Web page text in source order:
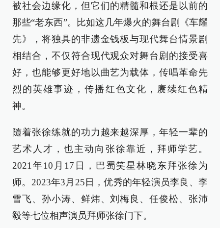
被社会边缘化，但它们的精髓和根还是以前的
那些“老东西”。比如这几年爆火的舞台剧《车耀
先》，将独具的非遗金钱板与现代舞台情景剧
相结合，不仅符合现代观众对舞台剧的接受喜
好，也能够更好地以曲艺为载体，传唱革命先
烈的英雄事迹，传播红色文化，赓续红色精
神。
随着张徐练就的功力越来越深厚，年轻一辈的
艺术人才，也主动向张徐靠近，拜师学艺。
2021年10月17日，巴蜀笑星林晓东拜张徐为
师。2023年3月25日，优秀的年轻演员李良、李
雪飞、孙小涛、鲜炜、刘梅良、任俊松、张沛
毅等七位相声演员拜师张徐门下。